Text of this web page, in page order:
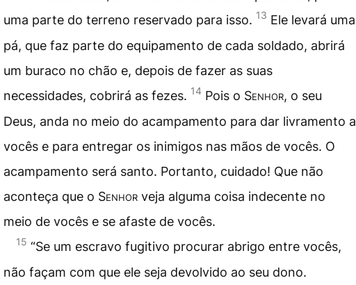
uma parte do terreno reservado para isso. 13 Ele levará uma
pá, que faz parte do equipamento de cada soldado, abrirá
um buraco no chão e, depois de fazer as suas
necessidades, cobrirá as fezes. 14 Pois o Senhor, o seu
Deus, anda no meio do acampamento para dar livramento a
vocês e para entregar os inimigos nas mãos de vocês. O
acampamento será santo. Portanto, cuidado! Que não
aconteça que o Senhor veja alguma coisa indecente no
meio de vocês e se afaste de vocês.
15 “Se um escravo fugitivo procurar abrigo entre vocês,
não façam com que ele seja devolvido ao seu dono.